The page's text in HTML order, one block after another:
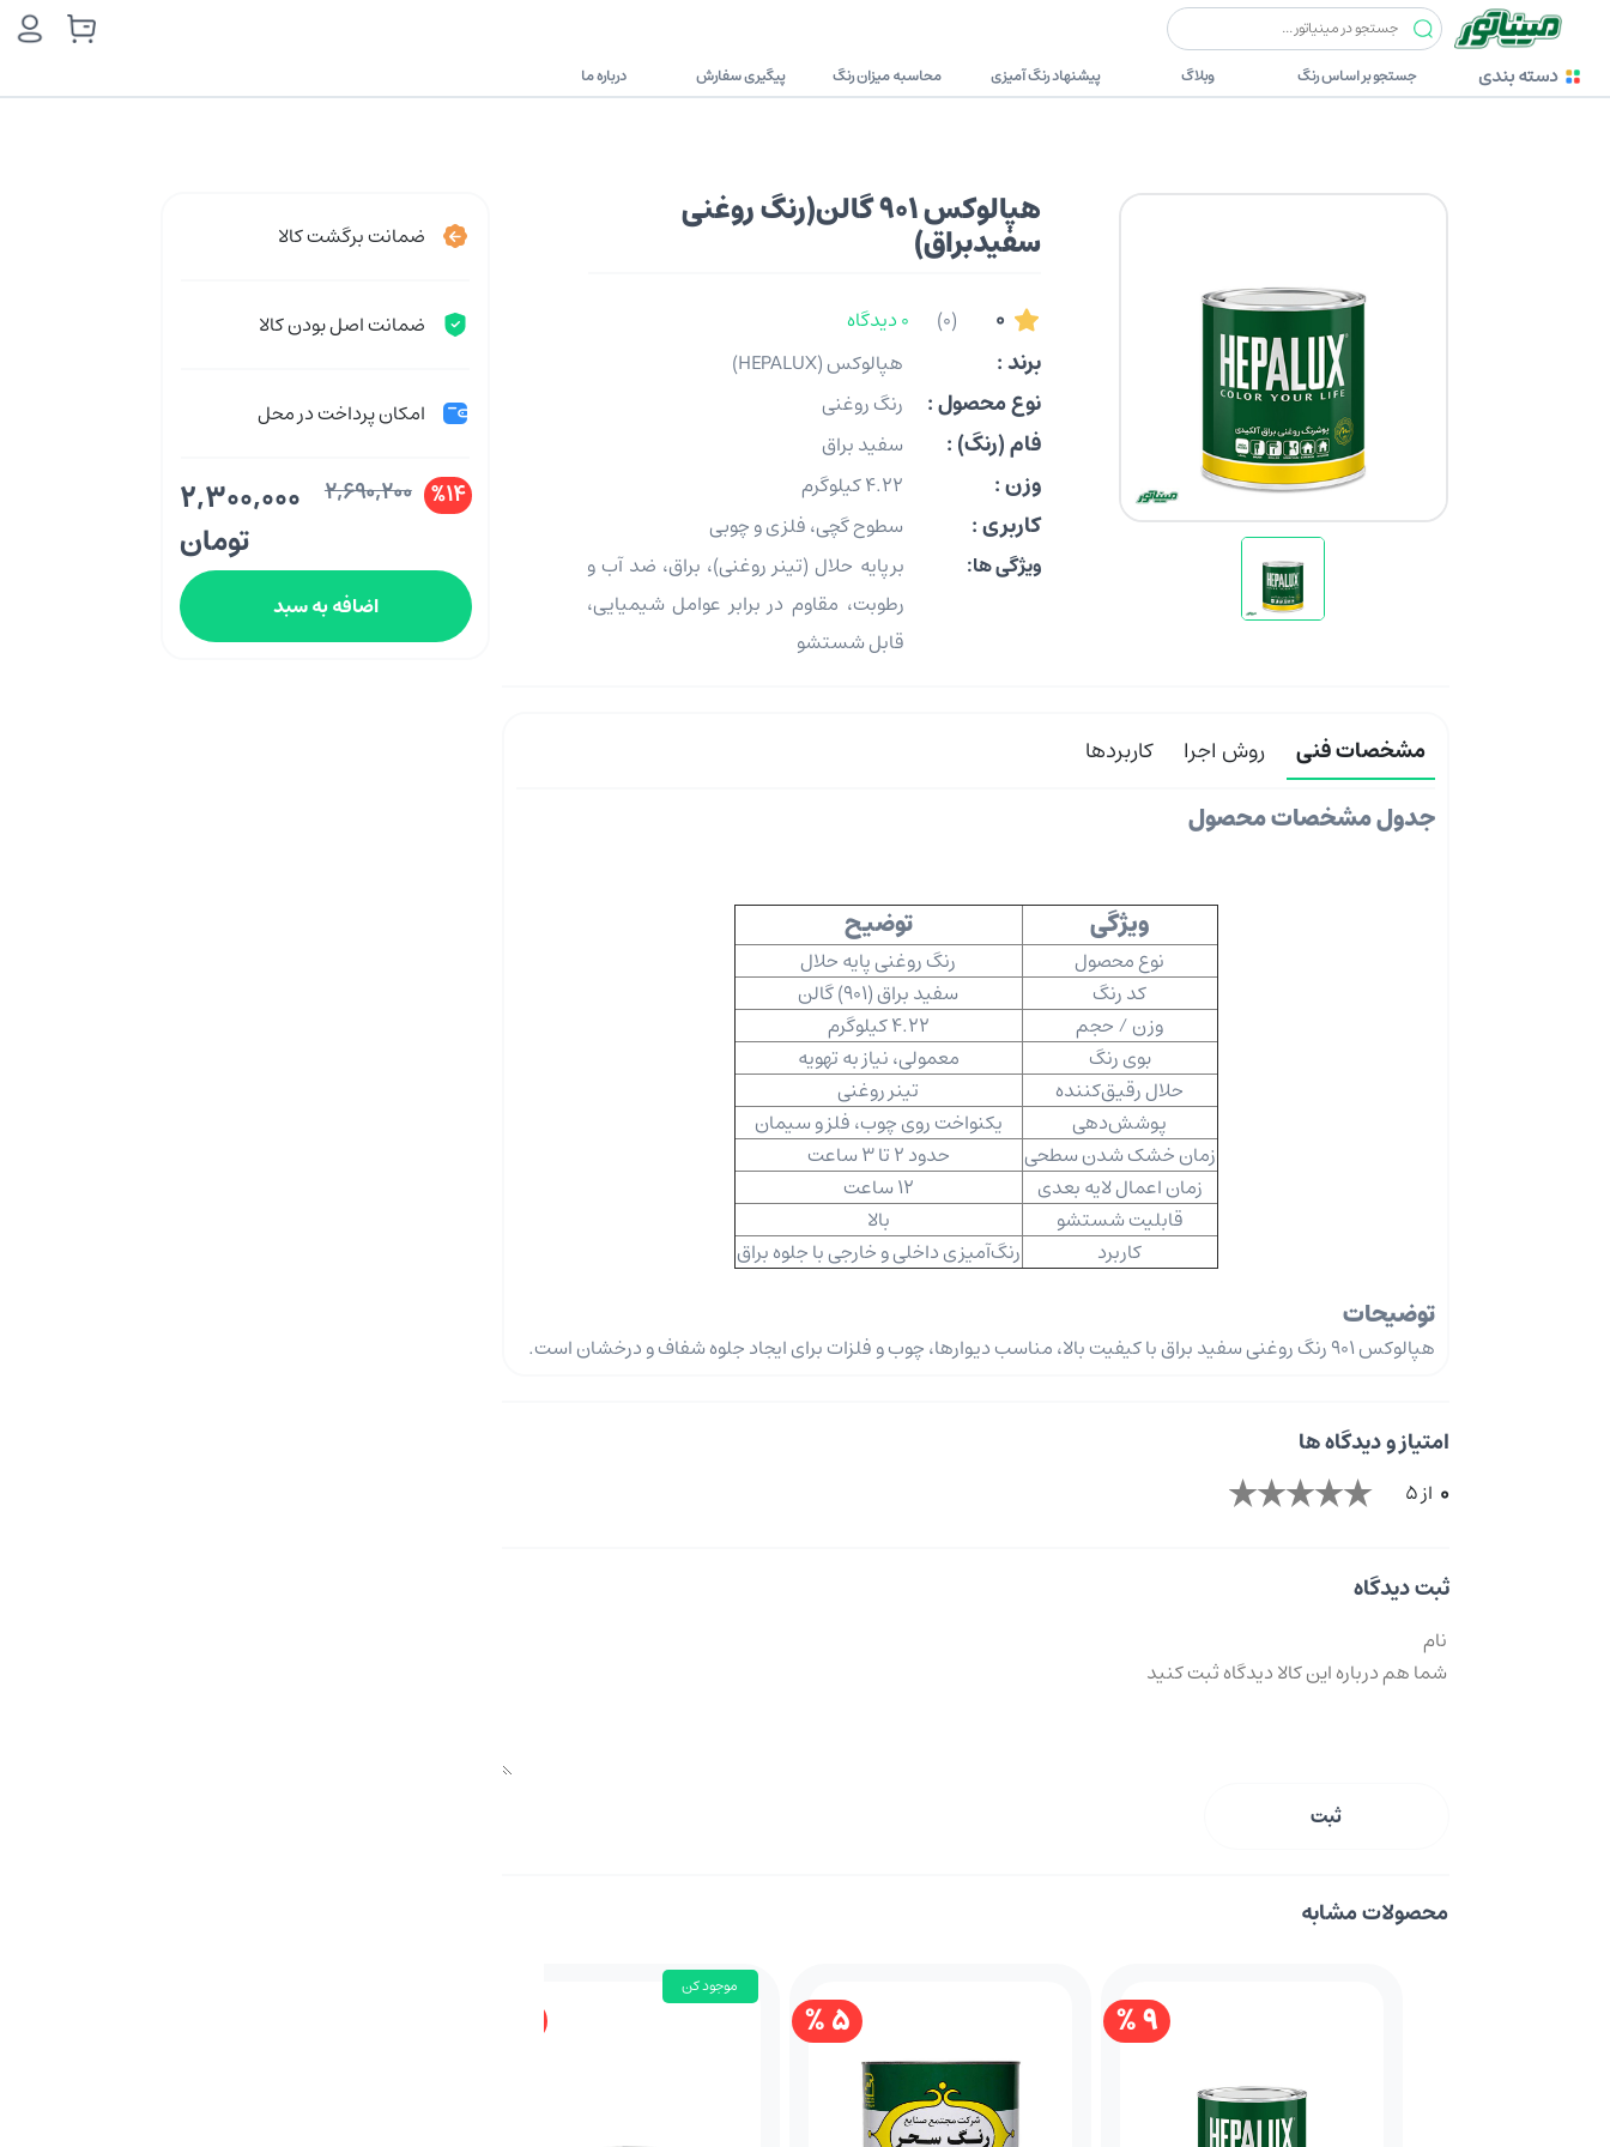
دسته بندی جستجو بر اساس رنگ وبلاگ پیشنهاد رنگ آمیزی محاسبه میزان رنگ پیگیری سفارش درباره ما
رنگ ها هپالوکس (HEPALUX) هپالوکس 901 گالن(رنگ روغنی سفیدبراق)
هپالوکس 901 گالن(رنگ روغنی
سفیدبراق)
0
(0) 0 دیدگاه
برند : هپالوکس (HEPALUX)
نوع محصول : رنگ روغنی
فام (رنگ) : سفید براق
وزن : 4.22 کیلوگرم
کاربری :
سطوح گچی، فلزی و چوبی
ویژگی ها:
برپایه حلال (تینر روغنی)، براق، ضد آب و
رطوبت، مقاوم در برابر عوامل شیمیایی،
قابل شستشو
مشخصات فنی روش اجرا کاربردها
جدول مشخصات محصول
ویژگی توضیح
نوع محصول
رنگ روغنی پایه حلال
کد رنگ
سفید براق (901) گالن
وزن / حجم
4.22 کیلوگرم
بوی رنگ
معمولی، نیاز به تهویه
حلال رقیق‌کننده
تینر روغنی
پوشش‌دهی
یکنواخت روی چوب، فلز و سیمان
زمان خشک شدن سطحی
حدود 2 تا 3 ساعت
زمان اعمال لایه بعدی
12 ساعت
قابلیت شستشو
بالا
کاربرد
رنگ‌آمیزی داخلی و خارجی با جلوه براق
توضیحات
هپالوکس 901 رنگ روغنی سفید براق با کیفیت بالا، مناسب دیوارها، چوب و فلزات برای ایجاد جلوه شفاف و درخشان است.
امتیاز و دیدگاه ها
0 از 5
ثبت دیدگاه
ثبت
محصولات مشابه
9 %
5 %
موجود کن
ضمانت برگشت کالا
ضمانت اصل بودن کالا
امکان پرداخت در محل
%14
2,690,200
2,300,000
تومان
اضافه به سبد